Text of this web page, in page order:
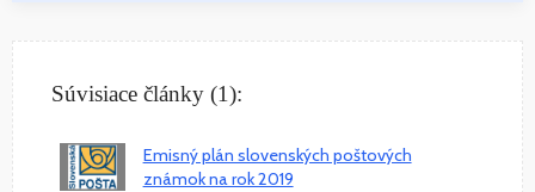
Súvisiace články (1):
Emisný plán slovenských poštových
známok na rok 2019